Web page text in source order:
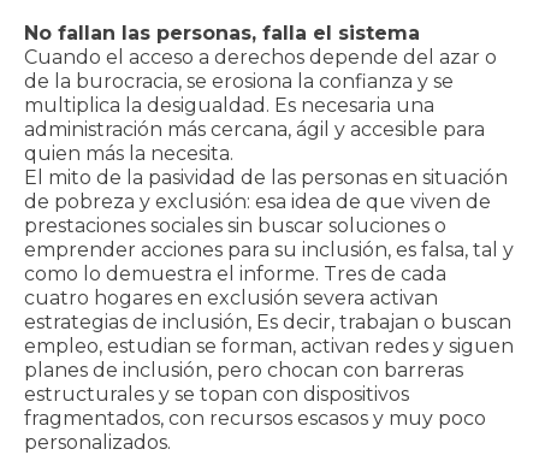
No fallan las personas, falla el sistema
Cuando el acceso a derechos depende del azar o
de la burocracia, se erosiona la confianza y se
multiplica la desigualdad. Es necesaria una
administración más cercana, ágil y accesible para
quien más la necesita.
El mito de la pasividad de las personas en situación
de pobreza y exclusión: esa idea de que viven de
prestaciones sociales sin buscar soluciones o
emprender acciones para su inclusión, es falsa, tal y
como lo demuestra el informe. Tres de cada
cuatro hogares en exclusión severa activan
estrategias de inclusión, Es decir, trabajan o buscan
empleo, estudian se forman, activan redes y siguen
planes de inclusión, pero chocan con barreras
estructurales y se topan con dispositivos
fragmentados, con recursos escasos y muy poco
personalizados.